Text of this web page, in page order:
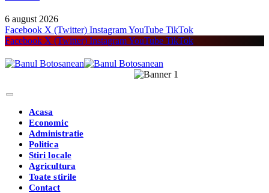
6 august 2026
Facebook X (Twitter) InstagramYouTube TikTok
Facebook X (Twitter) InstagramYouTube TikTok
Acasa
Economic
Administratie
Politica
Stiri locale
Agricultura
Toate stirile
Contact